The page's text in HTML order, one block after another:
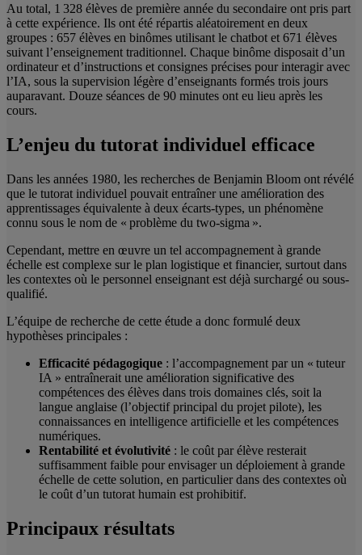
Au total, 1 328 élèves de première année du secondaire ont pris part
à cette expérience. Ils ont été répartis aléatoirement en deux
groupes : 657 élèves en binômes utilisant le chatbot et 671 élèves
suivant l’enseignement traditionnel. Chaque binôme disposait d’un
ordinateur et d’instructions et consignes précises pour interagir avec
l’IA, sous la supervision légère d’enseignants formés trois jours
auparavant. Douze séances de 90 minutes ont eu lieu après les
cours.
L’enjeu du tutorat individuel efficace
Dans les années 1980, les recherches de Benjamin Bloom ont révélé
que le tutorat individuel pouvait entraîner une amélioration des
apprentissages équivalente à deux écarts-types, un phénomène
connu sous le nom de « problème du two-sigma ».
Cependant, mettre en œuvre un tel accompagnement à grande
échelle est complexe sur le plan logistique et financier, surtout dans
les contextes où le personnel enseignant est déjà surchargé ou sous-
qualifié.
L’équipe de recherche de cette étude a donc formulé deux
hypothèses principales :
Efficacité pédagogique : l’accompagnement par un « tuteur
IA » entraînerait une amélioration significative des
compétences des élèves dans trois domaines clés, soit la
langue anglaise (l’objectif principal du projet pilote), les
connaissances en intelligence artificielle et les compétences
numériques.
Rentabilité et évolutivité : le coût par élève resterait
suffisamment faible pour envisager un déploiement à grande
échelle de cette solution, en particulier dans des contextes où
le coût d’un tutorat humain est prohibitif.
Principaux résultats